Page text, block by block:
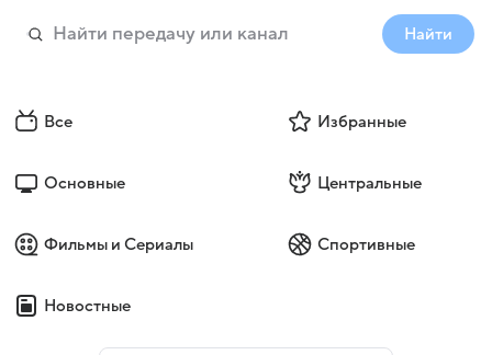
Найти
Все Избранные
Основные Центральные
Фильмы и Сериалы Спортивные
Новостные